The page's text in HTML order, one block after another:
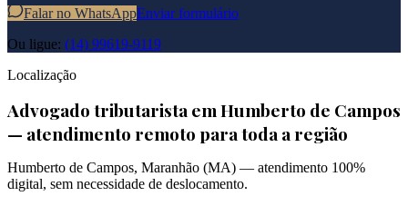
Falar no WhatsAppEnviar formulário
Ou ligue: (14) 99619-9119
Localização
Advogado tributarista emHumberto de Campos
— atendimento remoto para toda a região
Humberto de Campos, Maranhão (MA) — atendimento 100%
digital, sem necessidade de deslocamento.